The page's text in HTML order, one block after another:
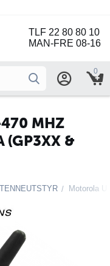
TLF 22 80 80 10
MAN-FRE 08-16
0
MHZ
(GP3XX &
/